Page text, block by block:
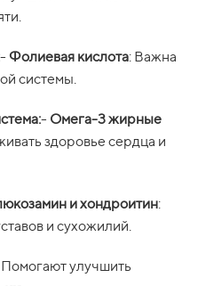
- Фолиевая кислота: Важна
системы.
- Омега-3 жирные
здоровье сердца и
и хондроитин:
и сухожилий.
Помогают улучшить